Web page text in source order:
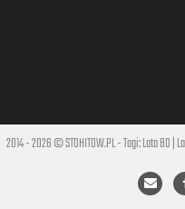
2014 - 2026 © STOHITOW.PL - Tagi:Lata 80|